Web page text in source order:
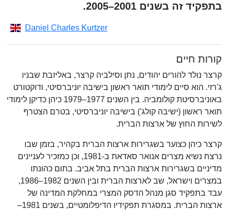
בתפקיד זה בשנים 2001–2005.
Daniel Charles Kurtzer
קורות חיים
קרצר נולד להורים יהודים, נתן וסילביה קרצר, באליזבת שבניו
ג'רזי. הוא סיים לימודי תואר ראשון בישיבה יוניברסיטי, ודוקטורט
באוניברסיטת קולומביה. בין השנים 1977–1979 כיהן כדיקן לימודי
תואר ראשון (ישיבה קולג') בישיבה יוניברסיטי, בטרם הצטרף
לשירות החוץ של ארצות הברית.
קרצר כיהן כצוער בשגרירות ארצות הברית בקהיר, בזמן שבו
נרצח נשיא מצרים אנואר סאדאת ב-1981, וכן כמזכיר לעניינים
מדיניים בשגרירות ארצות הברית בתל אביב. בתום כהונתו
במצרים וישראל, שב לארצות הברית ובין השנים 1982–1986,
עבד בתפקיד סגן מנהל הדסק המצרי במחלקת המדינה של
ארצות הברית. במסגרת תפקידיו הדיפלומטיים, בשנים 1981–